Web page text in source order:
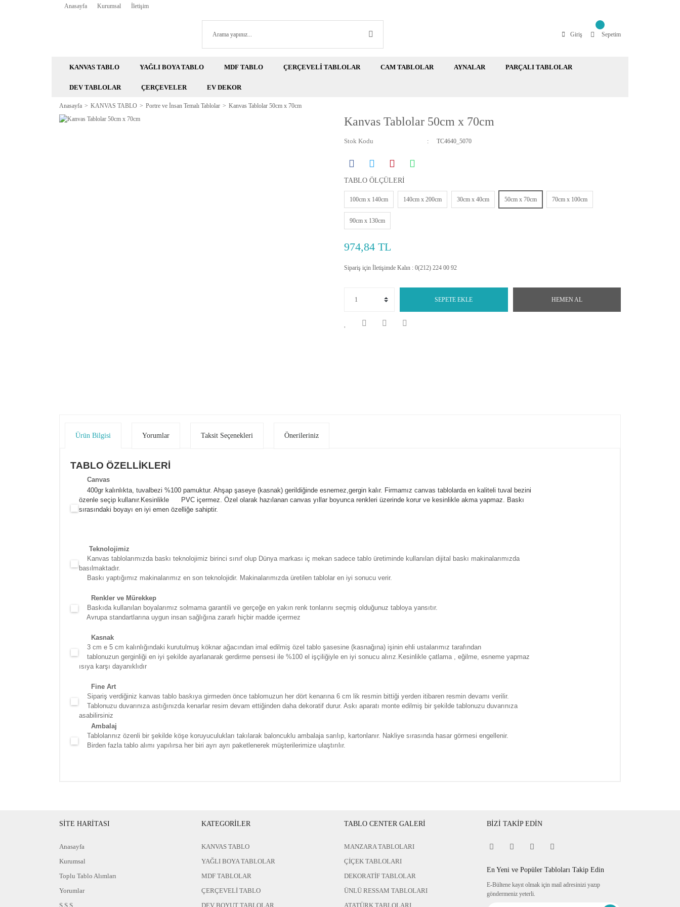
Anasayfa Kurumsal İletişim
Giriş Sepetim
KANVAS TABLO YAĞLI BOYA TABLO MDF TABLO ÇERÇEVELİ TABLOLAR CAM TABLOLAR AYNALAR PARÇALI TABLOLAR
DEV TABLOLAR ÇERÇEVELER EV DEKOR
Anasayfa KANVAS TABLO Portre ve İnsan Temalı Tablolar Kanvas Tablolar 50cm x 70cm
Kanvas Tablolar 50cm x 70cm
Stok Kodu TC4640_5070
TABLO ÖLÇÜLERİ
100cm x 140cm 140cm x 200cm 30cm x 40cm 50cm x 70cm 70cm x 100cm
90cm x 130cm
974,84 TL
Sipariş için İletişimde Kalın : 0(212) 224 00 92
SEPETE EKLE HEMEN AL
Ürün Bilgisi Yorumlar Taksit Seçenekleri Önerileriniz
TABLO ÖZELLİKLERİ
Canvas
400gr kalınlıkta, tuvalbezi %100 pamuktur. Ahşap şaseye (kasnak) gerildiğinde esnemez,gergin kalır. Firmamız canvas tablolarda en kaliteli tuval bezini
özenle seçip kullanır. Kesinlikle PVC içermez. Özel olarak hazılanan canvas yıllar boyunca renkleri üzerinde korur ve kesinlikle akma yapmaz. Baskı
sırasındaki boyayı en iyi emen özelliğe sahiptir.
Teknolojimiz
Kanvas tablolarımızda baskı teknolojimiz birinci sınıf olup Dünya markası iç mekan sadece tablo üretiminde kullanılan dijital baskı makinalarımızda
basılmaktadır.
Baskı yaptığımız makinalarımız en son teknolojidir. Makinalarımızda üretilen tablolar en iyi sonucu verir.
Renkler ve Mürekkep
Baskıda kullanılan boyalarımız solmama garantili ve gerçeğe en yakın renk tonlarını seçmiş olduğunuz tabloya yansıtır.
Avrupa standartlarına uygun insan sağlığına zararlı hiçbir madde içermez
Kasnak
3 cm e 5 cm kalınlığındaki kurutulmuş köknar ağacından imal edilmiş özel tablo şasesine (kasnağına) işinin ehli ustalarımız tarafından
tablonuzun gerginliği en iyi şekilde ayarlanarak gerdirme pensesi ile %100 el işçiliğiyle en iyi sonucu alırız.Kesinlikle çatlama , eğilme, esneme yapmaz
ısıya karşı dayanıklıdır
Fine Art
Sipariş verdiğiniz kanvas tablo baskıya girmeden önce tablomuzun her dört kenarına 6 cm lik resmin bittiği yerden itibaren resmin devamı verilir.
Tablonuzu duvarınıza astığınızda kenarlar resim devam ettiğinden daha dekoratif durur. Askı aparatı monte edilmiş bir şekilde tablonuzu duvarınıza
asabilirsiniz
Ambalaj
Tablolarınız özenli bir şekilde köşe koruyuculukları takılarak baloncuklu ambalaja sarılıp, kartonlanır. Nakliye sırasında hasar görmesi engellenir.
Birden fazla tablo alımı yapılırsa her biri ayrı ayrı paketlenerek müşterilerimize ulaştırılır.
SİTE HARİTASI
Anasayfa
Kurumsal
Toplu Tablo Alımları
Yorumlar
S.S.S
KATEGORİLER
KANVAS TABLO
YAĞLI BOYA TABLOLAR
MDF TABLOLAR
ÇERÇEVELİ TABLO
DEV BOYUT TABLOLAR
TABLO CENTER GALERİ
MANZARA TABLOLARI
ÇİÇEK TABLOLARI
DEKORATİF TABLOLAR
ÜNLÜ RESSAM TABLOLARI
ATATÜRK TABLOLARI
BİZİ TAKİP EDİN
En Yeni ve Popüler Tabloları Takip Edin
E-Bültene kayıt olmak için mail adresinizi yazıp
göndermeniz yeterli.